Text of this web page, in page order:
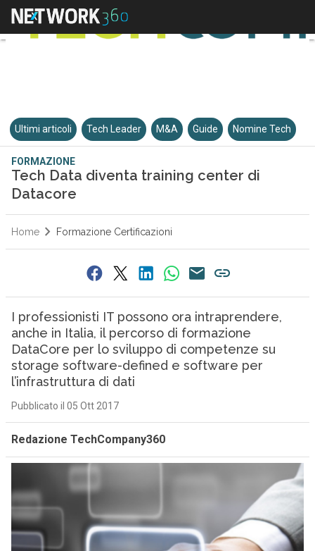
Ultimi articoli Tech Leader M&A Guide Nomine Tech
FORMAZIONE
Tech Data diventa training center di
Datacore
Home Formazione Certificazioni
I professionisti IT possono ora intraprendere,
anche in Italia, il percorso di formazione
DataCore per lo sviluppo di competenze su
storage software-defined e software per
l’infrastruttura di dati
Pubblicato il 05 Ott 2017
Redazione TechCompany360